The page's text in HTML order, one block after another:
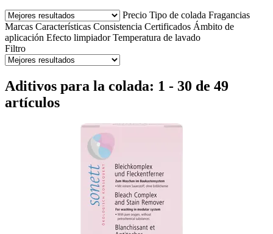
Precio Tipo de colada Fragancias
Marcas Características Consistencia Certificados Ámbito de
aplicación Efecto limpiador Temperatura de lavado
Filtro
Aditivos para la colada: 1 - 30 de 49
artículos